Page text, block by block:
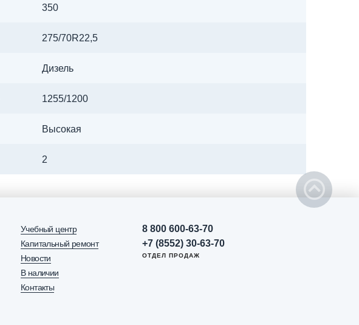
350
275/70R22,5
Дизель
1255/1200
Высокая
2
Учебный центр
Капитальный ремонт
Новости
В наличии
Контакты
8 800 600-63-70
+7 (8552) 30-63-70
ОТДЕЛ ПРОДАЖ